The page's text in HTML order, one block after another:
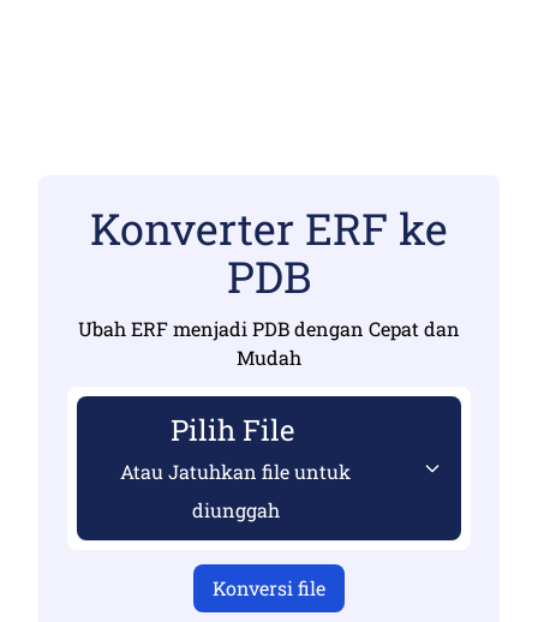
Konverter ERF ke
PDB
Ubah ERF menjadi PDB dengan Cepat dan
Mudah
Pilih File
Atau Jatuhkan file untuk
diunggah
Konversi file